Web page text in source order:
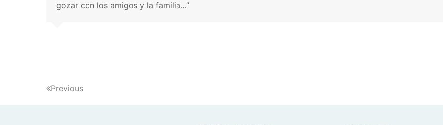
gozar con los amigos y la familia…”
Previous